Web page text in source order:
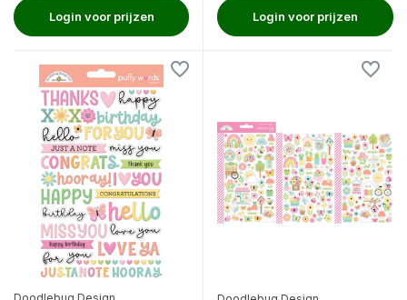
Login voor prijzen Login voor prijzen